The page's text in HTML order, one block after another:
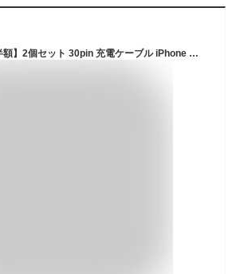
【楽天スーパーSALE半額】2個セット 30pin 充電ケーブル iPhone ケーブル iPhone4 iPad2 iPod nano Dockコネクタ 旧型iPhone iPad 最大2.1A充電 データ通信 旧タイプ B60